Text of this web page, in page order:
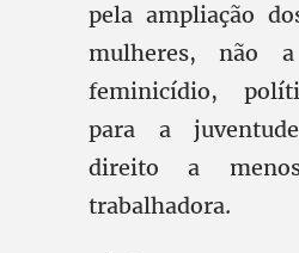
pela ampliação
mulheres, não
feminicídio,
para a
direito a
trabalhadora.